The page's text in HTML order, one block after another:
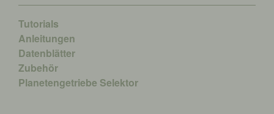
Tutorials
Anleitungen
Datenblätter
Zubehör
Planetengetriebe Selektor